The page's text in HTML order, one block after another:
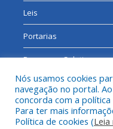
Leis
Portarias
Processos Seletivos
Todos os direitos
Nós usamos cookies
navegação no portal.
concorda com a
Para ter mais
Política de cookies (Leia